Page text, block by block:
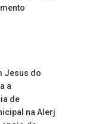
Jesus do
a
de
na Alerj